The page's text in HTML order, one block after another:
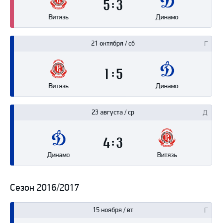
Витязь
5
Динамо
3
21 октября / сб
Витязь
1
Динамо
5
23 августа / ср
Динамо
4
Витязь
3
Сезон 2016/2017
15 ноября / вт